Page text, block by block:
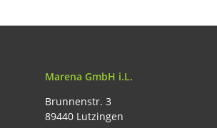
Marena GmbH i.L.
Brunnenstr. 3
89440 Lutzingen